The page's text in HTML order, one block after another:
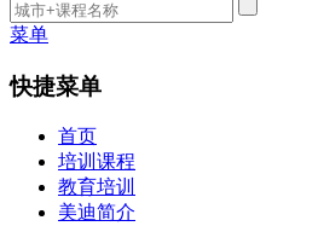
菜单
快捷菜单
首页
培训课程
教育培训
美迪简介